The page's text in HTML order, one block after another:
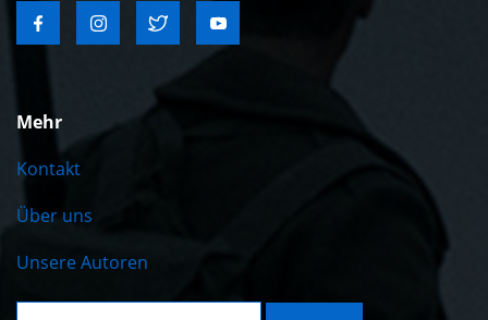
Mehr
Kontakt
Über uns
Unsere Autoren
Suche: